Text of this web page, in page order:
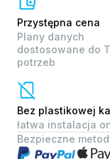
Przystępna cena
Plany danych
dostosowane do
potrzeb
Bez plastikowej
łatwa instalacja
Bezpieczne